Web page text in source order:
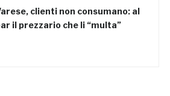
clienti non consumano: al
il prezzario che li “multa”